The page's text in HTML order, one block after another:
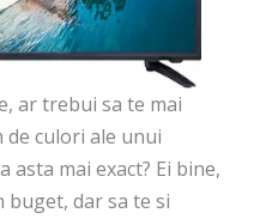
ar trebui sa te mai
de culori ale unui
asta mai exact? Ei bine,
buget, dar sa te si